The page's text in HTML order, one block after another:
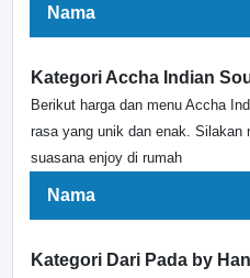
Nama
Kategori Accha Indian
Berikut harga dan menu Accha
rasa yang unik dan enak. Silakan
suasana enjoy di rumah
Nama
Kategori Dari Pada by